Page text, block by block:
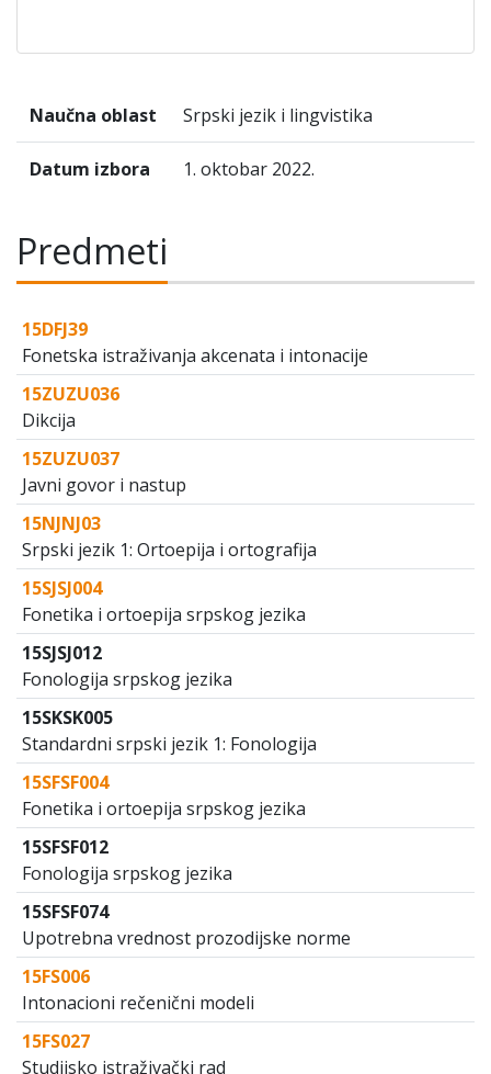
Naučna oblast Srpski jezik i lingvistika
Datum izbora 1. oktobar 2022.
Predmeti
15DFJ39
Fonetska istraživanja akcenata i intonacije
15ZUZU036
Dikcija
15ZUZU037
Javni govor i nastup
15NJNJ03
Srpski jezik 1: Ortoepija i ortografija
15SJSJ004
Fonetika i ortoepija srpskog jezika
15SJSJ012
Fonologija srpskog jezika
15SKSK005
Standardni srpski jezik 1: Fonologija
15SFSF004
Fonetika i ortoepija srpskog jezika
15SFSF012
Fonologija srpskog jezika
15SFSF074
Upotrebna vrednost prozodijske norme
15FS006
Intonacioni rečenični modeli
15FS027
Studijsko istraživački rad